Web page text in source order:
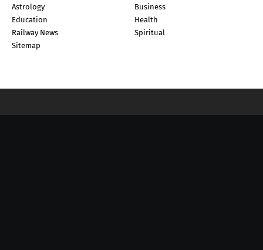
Astrology
Business
Education
Health
Railway News
Spiritual
Sitemap